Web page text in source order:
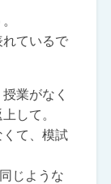
ているで
業がなく
して。
て、模試
じような